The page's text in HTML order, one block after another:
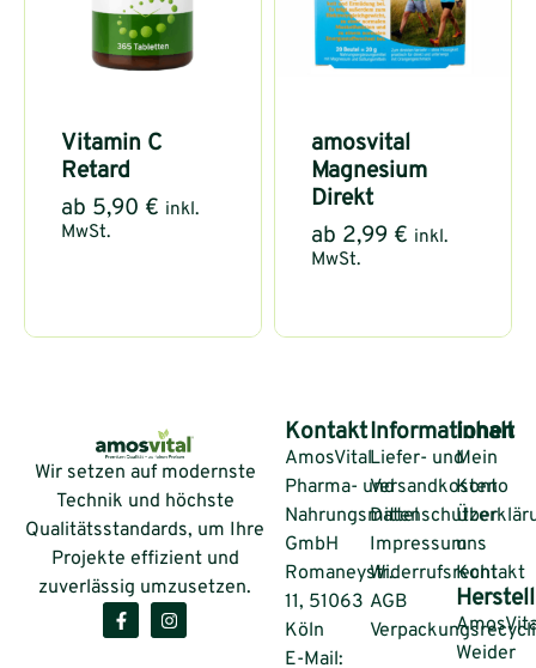
Vitamin C
Retard
ab 5,90 € inkl.
MwSt.
amosvital
Magnesium
Direkt
ab 2,99 € inkl.
MwSt.
Wir setzen auf modernste
Technik und höchste
Qualitätsstandards, um Ihre
Projekte effizient und
zuverlässig umzusetzen.
Kontakt
AmosVital
Pharma- und
Nahrungsmittel
GmbH
Romaneystr.
11, 51063
Köln
E-Mail:
Informationen
Liefer- und
Versandkosten
Impressum
Widerrufsrecht
AGB
Inhalt
Mein
Konto
Über
uns
Kontakt
Weider